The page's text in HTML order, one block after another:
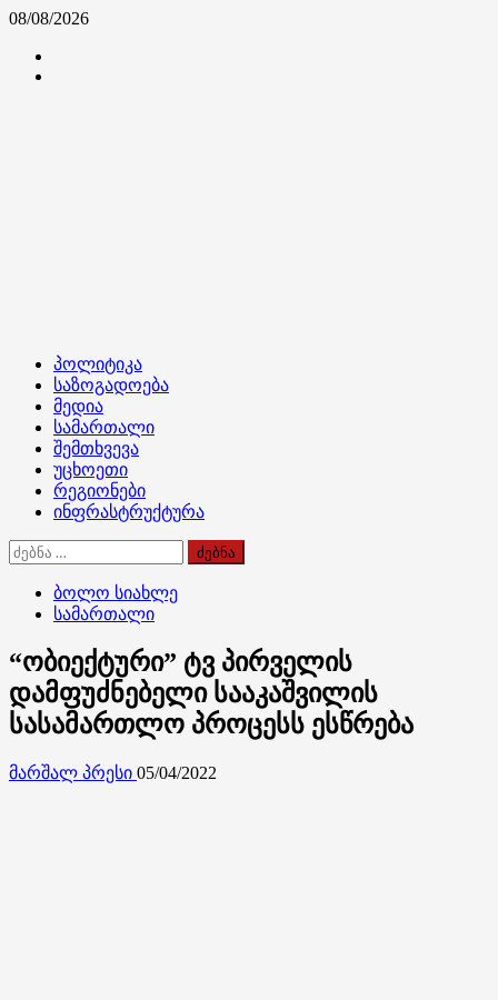
Skip
content
08/08/2026
Primary
Menu
პოლიტიკა
საზოგადოება
მედია
სამართალი
შემთხვევა
უცხოეთი
რეგიონები
ინფრასტრუქტურა
ძებნა:
ბოლო სიახლე
სამართალი
“ობიექტური” ტვ პირველის
დამფუძნებელი სააკაშვილის
სასამართლო პროცესს ესწრება
მარშალ პრესი 05/04/2022